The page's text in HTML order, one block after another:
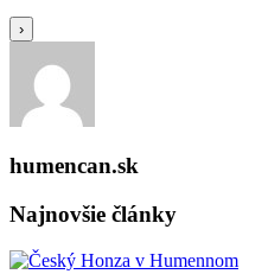
›
humencan.sk
Najnovšie články